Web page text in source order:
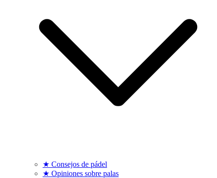
★ Consejos de pádel
★ Opiniones sobre palas